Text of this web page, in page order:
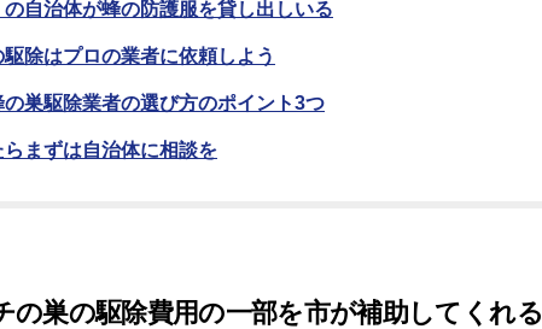
自治体が蜂の防護服を貸し出しいる
除はプロの業者に依頼しよう
の巣駆除業者の選び方のポイント3つ
まずは自治体に相談を
の巣の駆除費用の一部を市が補助してくれる